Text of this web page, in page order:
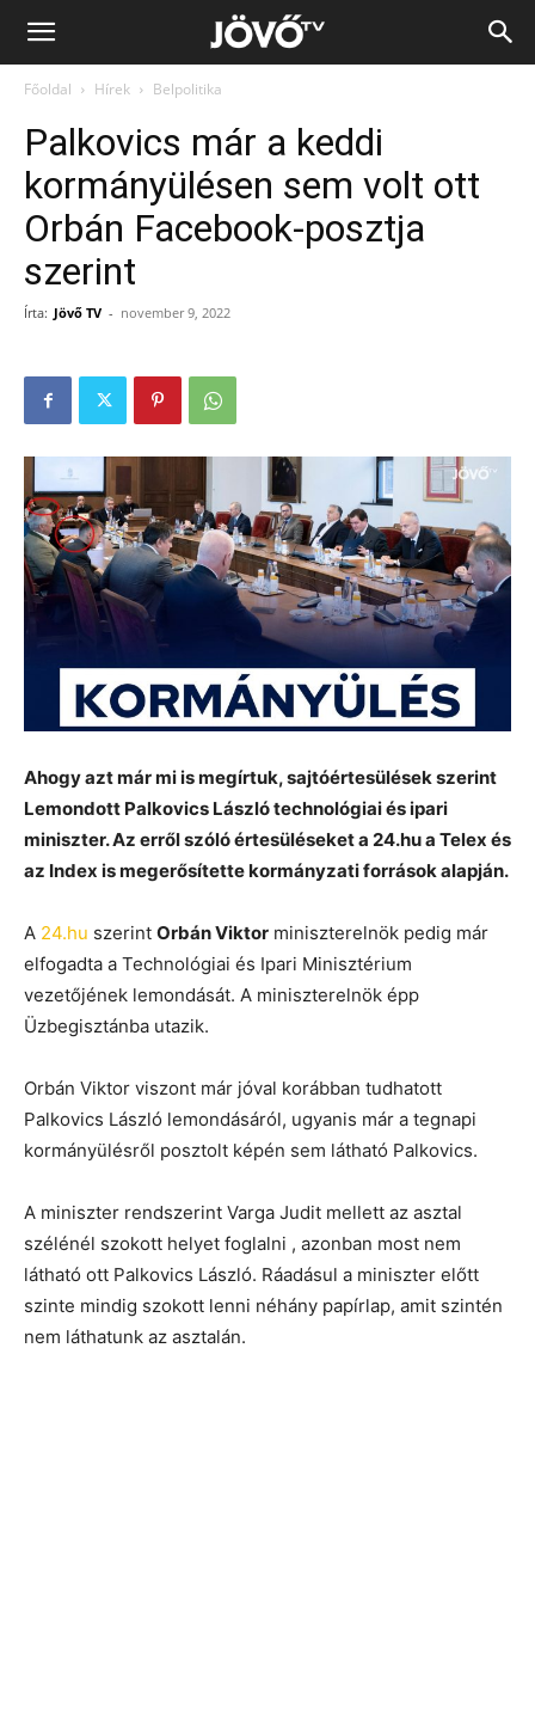
Jövő
Főoldal Hírek Belpolitika
Palkovics már a keddi
kormányülésen sem volt ott
Orbán Facebook-posztja
szerint
Írta: Jövő TV - november 9, 2022
Ahogy azt már mi is megírtuk, sajtóértesülések szerint
Lemondott Palkovics László technológiai és ipari
miniszter. Az erről szóló értesüléseket a 24.hu a Telex és
az Index is megerősítette kormányzati források alapján.
A 24.hu szerint Orbán Viktor miniszterelnök pedig már
elfogadta a Technológiai és Ipari Minisztérium
vezetőjének lemondását. A miniszterelnök épp
Üzbegisztánba utazik.
Orbán Viktor viszont már jóval korábban tudhatott
Palkovics László lemondásáról, ugyanis már a tegnapi
kormányülésről posztolt képén sem látható Palkovics.
A miniszter rendszerint Varga Judit mellett az asztal
szélénél szokott helyet foglalni , azonban most nem
látható ott Palkovics László. Ráadásul a miniszter előtt
szinte mindig szokott lenni néhány papírlap, amit szintén
nem láthatunk az asztalán.